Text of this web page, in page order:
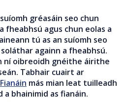
gréasáin seo chun
fheabhsú agus chun eolas a
tú as an suíomh seo
againn a fheabhsú.
ní oibreoidh gnéithe áirithe
Tabhair cuairt ar
más mian leat tuilleadh
a bhainimid as fianáin.